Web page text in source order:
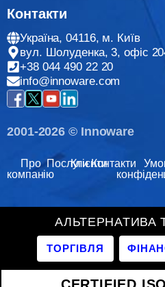
Контакти
Україна, 04116, м. Київ
вул. Шолуденка, 3, офіс
+38 044 490 22 20
info@innoware.com
2001-2026 © Innoware
Про
компанію
ПослугиКлієнтиКонтакти
ТОРГІВЛЯ
АЛЬТЕРНАТИВА